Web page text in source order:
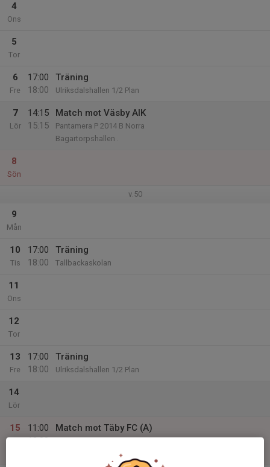
4
Ons
5
Tor
6
Fre
17:00
18:00
Träning
Ulriksdalshallen 1/2 Plan
7
Lör
14:15
15:15
Match mot Väsby AIK
Pantamera P 2014 B Norra
Bagartorpshallen .
8
Sön
v.50
9
Mån
10
Tis
17:00
18:00
Träning
Tallbackaskolan
11
Ons
12
Tor
13
Fre
17:00
18:00
Träning
Ulriksdalshallen 1/2 Plan
14
Lör
15
11:00
12:00
Match mot Täby FC (A)